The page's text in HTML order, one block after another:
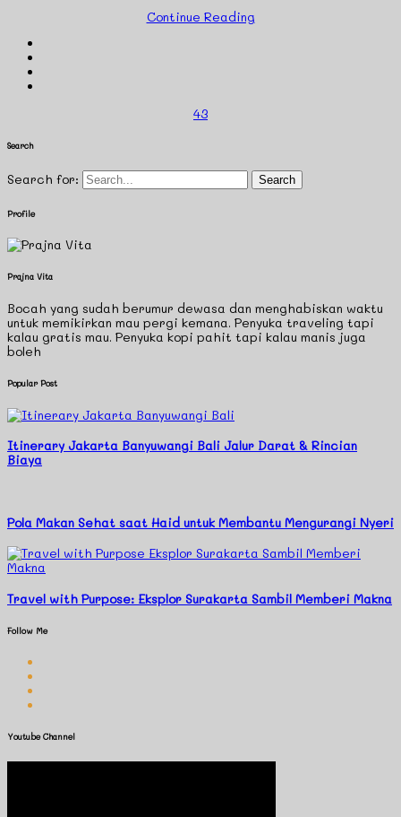
Continue Reading
43
Search
Search for:
Profile
Prajna Vita
Bocah yang sudah berumur dewasa dan menghabiskan waktu
untuk memikirkan mau pergi kemana. Penyuka traveling tapi
kalau gratis mau. Penyuka kopi pahit tapi kalau manis juga
boleh
Popular Post
Itinerary Jakarta Banyuwangi Bali Jalur Darat & Rincian
Biaya
Pola Makan Sehat saat Haid untuk Membantu Mengurangi Nyeri
Travel with Purpose: Eksplor Surakarta Sambil Memberi Makna
Follow Me
Youtube Channel